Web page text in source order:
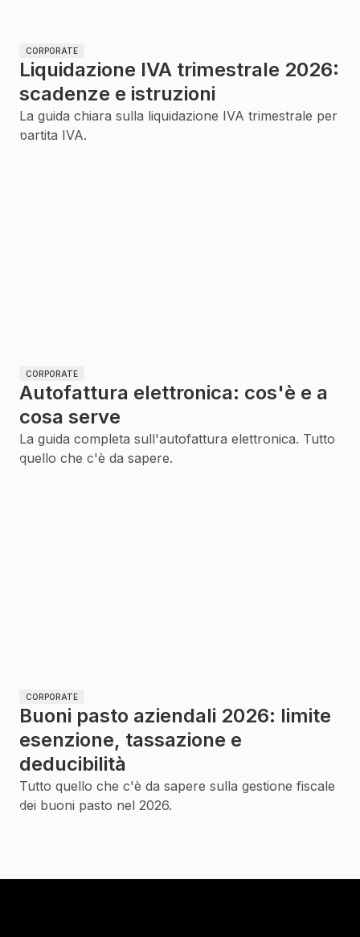
CORPORATE
Liquidazione IVA trimestrale 2026:
scadenze e istruzioni
La guida chiara sulla liquidazione IVA trimestrale per
partita IVA.
CORPORATE
Autofattura elettronica: cos'è e a
cosa serve
La guida completa sull'autofattura elettronica. Tutto
quello che c'è da sapere.
CORPORATE
Buoni pasto aziendali 2026: limite
esenzione, tassazione e
deducibilità
Tutto quello che c'è da sapere sulla gestione fiscale
dei buoni pasto nel 2026.